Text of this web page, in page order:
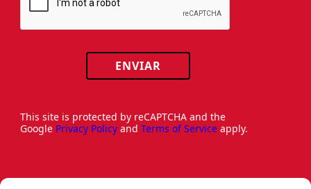
ENVIAR
This site is protected by reCAPTCHA and the
Google Privacy Policy and Terms of Service apply.